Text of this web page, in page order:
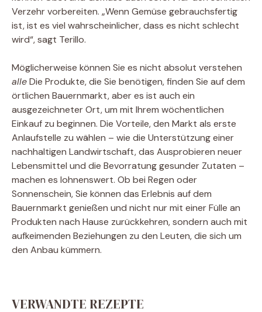
Verzehr vorbereiten. „Wenn Gemüse gebrauchsfertig
ist, ist es viel wahrscheinlicher, dass es nicht schlecht
wird“, sagt Terillo.
Möglicherweise können Sie es nicht absolut verstehen
alleDie Produkte, die Sie benötigen, finden Sie auf dem
örtlichen Bauernmarkt, aber es ist auch ein
ausgezeichneter Ort, um mit Ihrem wöchentlichen
Einkauf zu beginnen. Die Vorteile, den Markt als erste
Anlaufstelle zu wählen – wie die Unterstützung einer
nachhaltigen Landwirtschaft, das Ausprobieren neuer
Lebensmittel und die Bevorratung gesunder Zutaten –
machen es lohnenswert. Ob bei Regen oder
Sonnenschein, Sie können das Erlebnis auf dem
Bauernmarkt genießen und nicht nur mit einer Fülle an
Produkten nach Hause zurückkehren, sondern auch mit
aufkeimenden Beziehungen zu den Leuten, die sich um
den Anbau kümmern.
VERWANDTE REZEPTE